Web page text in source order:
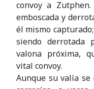
convoy a
emboscada y
él mismo
siendo derrotada
valona próxima,
vital convoy.
Aunque su valía se